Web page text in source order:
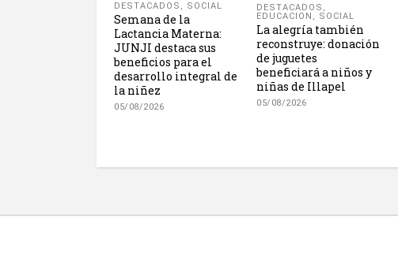
DESTACADOS , SOCIAL
Semana de la
Lactancia Materna:
JUNJI destaca sus
beneficios para el
desarrollo integral de
la niñez
05/08/2026
DESTACADOS ,
EDUCACION , SOCIAL
La alegría también
reconstruye: donación
de juguetes
beneficiará a niños y
niñas de Illapel
05/08/2026